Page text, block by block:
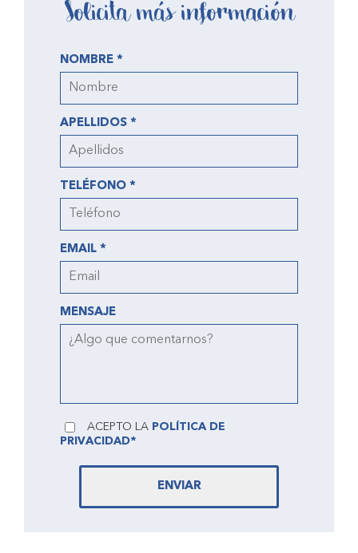
Solicita más información
NOMBRE *
APELLIDOS *
TELÉFONO *
EMAIL *
MENSAJE
ACEPTO LA POLÍTICA DE
PRIVACIDAD*
ENVIAR